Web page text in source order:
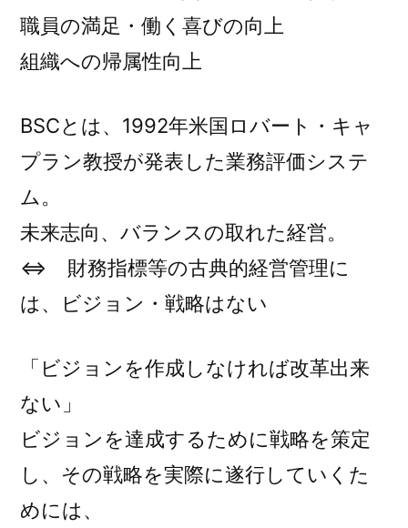
職員の満足・働く喜びの向上
組織への帰属性向上
BSCとは、1992年米国ロバート・キャ
プラン教授が発表した業務評価システ
ム。
未来志向、バランスの取れた経営。
⇔ 財務指標等の古典的経営管理に
は、ビジョン・戦略はない
「ビジョンを作成しなければ改革出来
ない」
ビジョンを達成するために戦略を策定
し、その戦略を実際に遂行していくた
めには、